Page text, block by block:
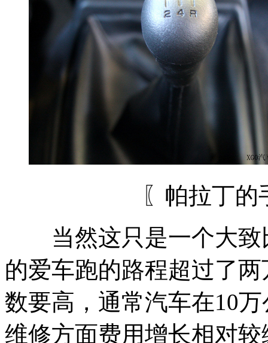
〖帕拉丁
当然这只是一个大致
的爱车跑的路程超过了
数要高，通常汽车在10
维修方面费用增长相对